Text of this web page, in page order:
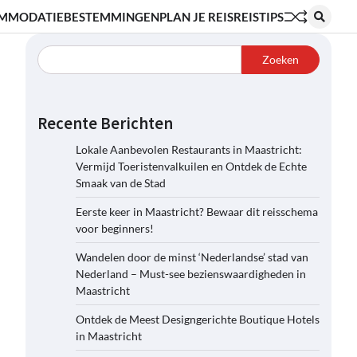
BESTEMMINGENPLAN JE REISREISTIPS
Zoeken
Recente Berichten
Lokale Aanbevolen Restaurants in Maastricht:
Vermijd Toeristenvalkuilen en Ontdek de Echte
Smaak van de Stad
Eerste keer in Maastricht? Bewaar dit reisschema
voor beginners!
Wandelen door de minst ‘Nederlandse’ stad van
Nederland – Must-see bezienswaardigheden in
Maastricht
Ontdek de Meest Designgerichte Boutique Hotels
in Maastricht